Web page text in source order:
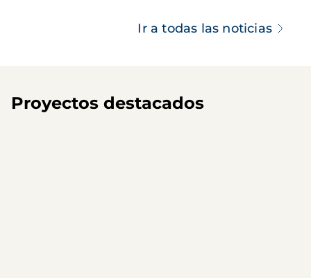
Ir a todas las noticias
Proyectos destacados